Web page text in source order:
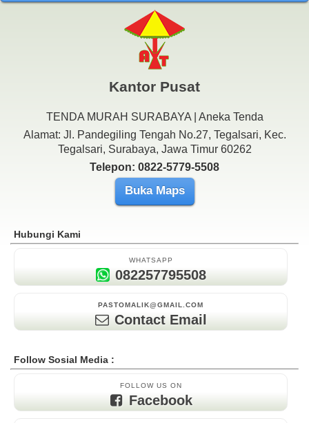
Kantor Pusat
TENDA MURAH SURABAYA | Aneka Tenda
Alamat: Jl. Pandegiling Tengah No.27, Tegalsari, Kec.
Tegalsari, Surabaya, Jawa Timur 60262
Telepon: 0822-5779-5508
Buka Maps
Hubungi Kami
WHATSAPP
082257795508
PASTOMALIK@GMAIL.COM
Contact Email
Follow Sosial Media :
FOLLOW US ON
Facebook